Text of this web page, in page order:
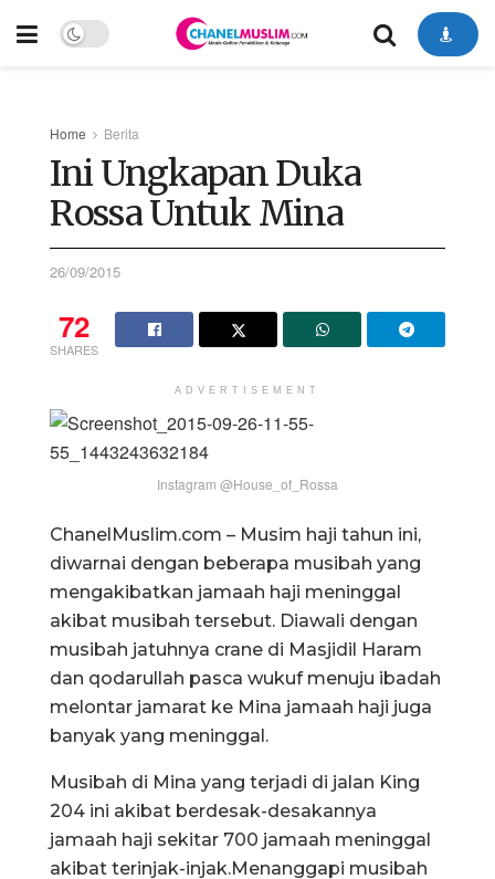
Home Berita
Ini Ungkapan Duka
Rossa Untuk Mina
26/09/2015
72
SHARES
ADVERTISEMENT
Instagram @House_of_Rossa
ChanelMuslim.com – Musim haji tahun ini,
diwarnai dengan beberapa musibah yang
mengakibatkan jamaah haji meninggal
akibat musibah tersebut. Diawali dengan
musibah jatuhnya crane di Masjidil Haram
dan qodarullah pasca wukuf menuju ibadah
melontar jamarat ke Mina jamaah haji juga
banyak yang meninggal.
Musibah di Mina yang terjadi di jalan King
204 ini akibat berdesak-desakannya
jamaah haji sekitar 700 jamaah meninggal
akibat terinjak-injak.Menanggapi musibah